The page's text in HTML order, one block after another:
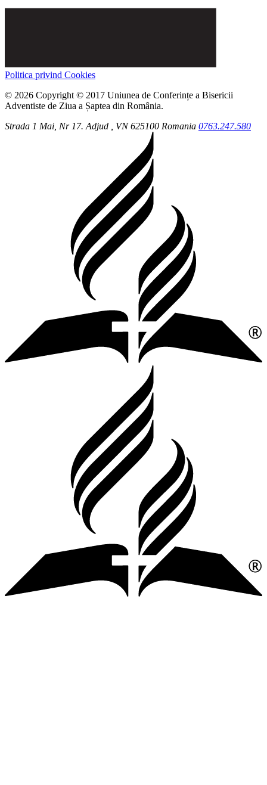
Politica privind Cookies
© 2026 Copyright © 2017 Uniunea de Conferințe a Bisericii
Adventiste de Ziua a Șaptea din România.
Strada 1 Mai, Nr 17.Adjud , VN 625100 Romania 0763.247.580